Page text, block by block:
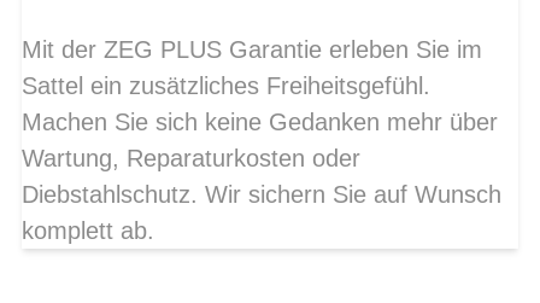
Mit der ZEG PLUS Garantie erleben Sie im
Sattel ein zusätzliches Freiheitsgefühl.
Machen Sie sich keine Gedanken mehr über
Wartung, Reparaturkosten oder
Diebstahlschutz. Wir sichern Sie auf Wunsch
komplett ab.